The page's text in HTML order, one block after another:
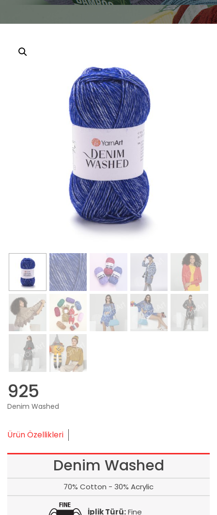
925
Denim Washed
Ürün Özellikleri
Denim Washed
70% Cotton - 30% Acrylic
İplik Türü:Fine